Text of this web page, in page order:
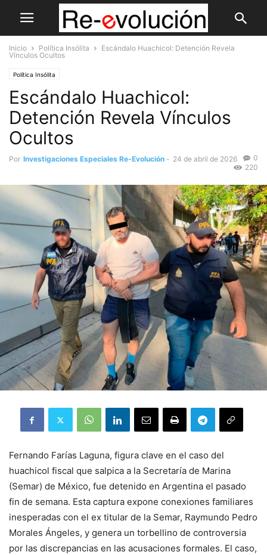
Inicio Política Insólita
Escándalo Huachicol: Detención Revela
Vínculos Ocultos
Política Insólita
Escándalo Huachicol:
Detención Revela Vínculos
Ocultos
Por Investigaciones Especiales Re-Evolución - 24 de abril de 2026
0
220
Fernando Farías Laguna, figura clave en el caso del
huachicol fiscal que salpica a la Secretaría de Marina
(Semar) de México, fue detenido en Argentina el pasado
fin de semana. Esta captura expone conexiones familiares
inesperadas con el ex titular de la Semar, Raymundo Pedro
Morales Ángeles, y genera un torbellino de controversia
por las discrepancias en las acusaciones formales. El caso,